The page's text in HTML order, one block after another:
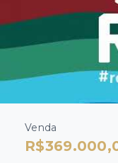
Venda